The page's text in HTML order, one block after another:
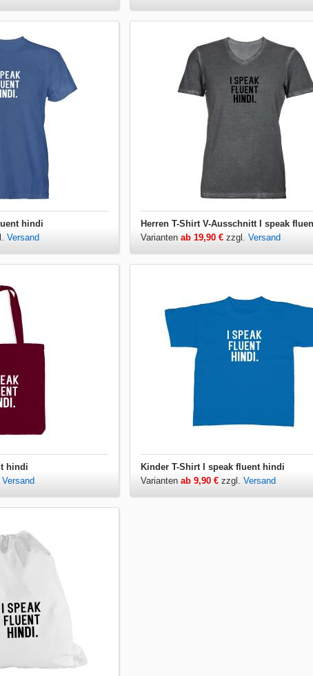
hindi
Versand
Herren T-Shirt V-Ausschnitt I speak
Varianten ab 19,90 €zzgl. Versand
hindi
Versand
Kinder T-Shirt I speak fluent hindi
Varianten ab 9,90 €zzgl. Versand